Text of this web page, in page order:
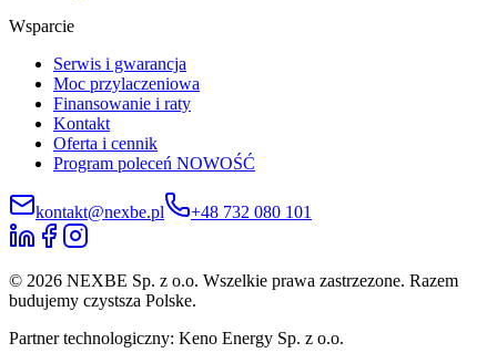
Wsparcie
Serwis i gwarancja
Moc przylaczeniowa
Finansowanie i raty
Kontakt
Oferta i cennik
Program poleceń NOWOŚĆ
kontakt@nexbe.pl +48 732 080 101
© 2026 NEXBE Sp. z o.o. Wszelkie prawa zastrzezone. Razem
budujemy czystsza Polske.
Partner technologiczny: Keno Energy Sp. z o.o.